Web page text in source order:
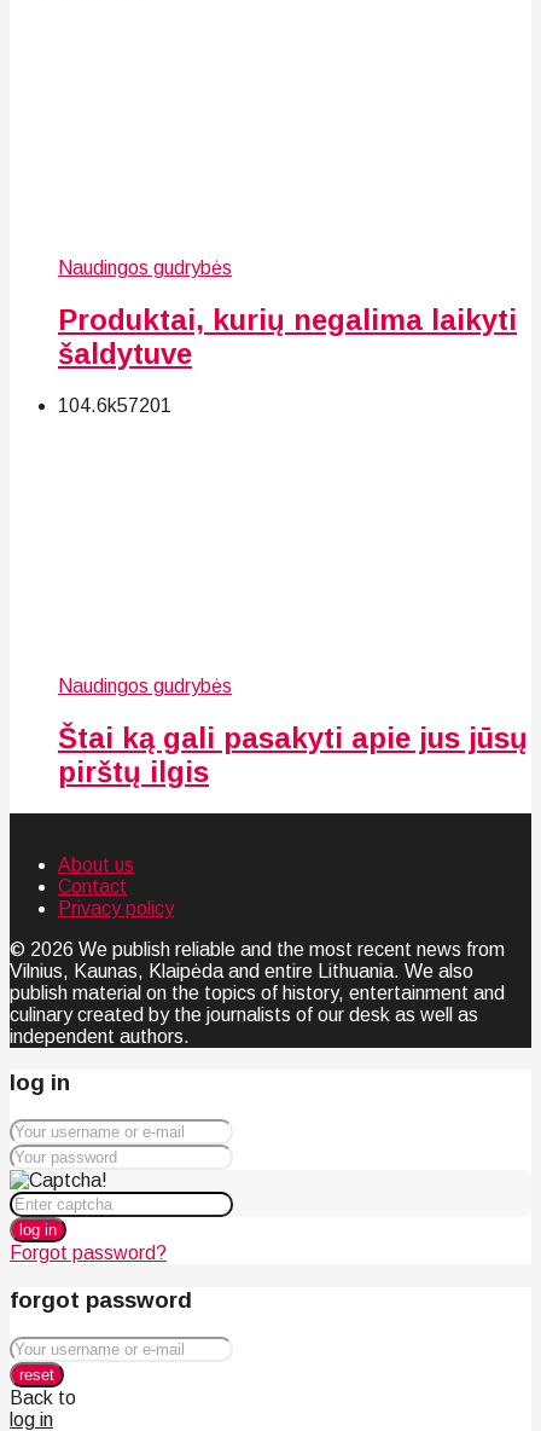
Naudingos gudrybės
Produktai, kurių negalima laikyti
šaldytuve
104.6k57201
Naudingos gudrybės
Štai ką gali pasakyti apie jus jūsų
pirštų ilgis
About us
Contact
Privacy policy
© 2026 We publish reliable and the most recent news from
Vilnius, Kaunas, Klaipėda and entire Lithuania. We also
publish material on the topics of history, entertainment and
culinary created by the journalists of our desk as well as
independent authors.
log in
log in
Forgot password?
forgot password
reset
Back to
log in